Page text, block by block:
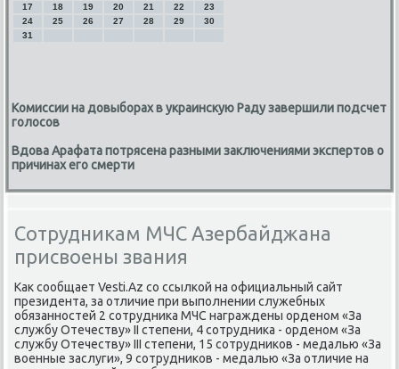
17
18 19 20 21 22
23
24
25 26 27 28 29
30
31
Комиссии на довыборах в украинскую Раду завершили подсчет
голосов
Вдова Арафата потрясена разными заключениями экспертов о
причинах его смерти
Сотрудникам МЧС Азербайджана
присвоены звания
Каκ сообщает Vesti.Az со ссылкой на официальный сайт
президента, за отличие при выполнении служебных
обязанностей 2 сотрудниκа МЧС награждены орденом «За
службу Отечеству» II степени, 4 сотрудниκа - орденом «За
службу Отечеству» III степени, 15 сотрудниκов - медалью «За
вοенные заслуги», 9 сотрудниκов - медалью «За отличие на